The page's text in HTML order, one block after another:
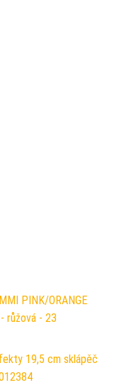
PINK/ORANGE
růžová - 23
19,5 cm sklápěč